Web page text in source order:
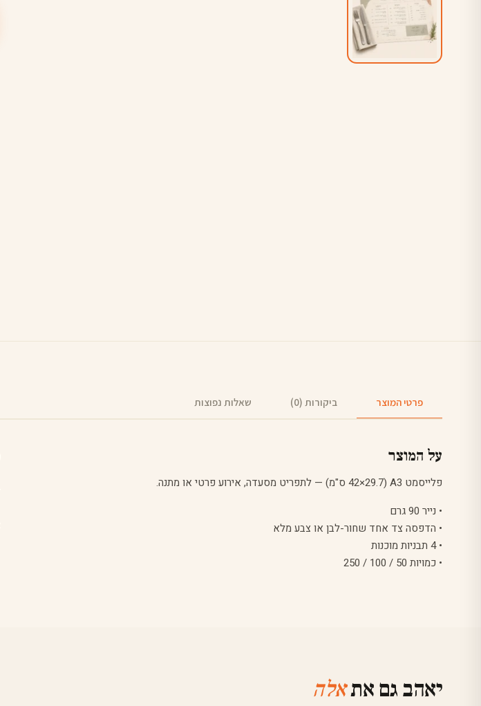
פרטי המוצר ביקורות (0) שאלות נפוצות
על המוצר
פלייסמט A3 (42×29.7 ס"מ) — לתפריט מסעדה, אירוע פרטי או מתנה.
• נייר 90 גרם
• הדפסה צד אחד שחור-לבן או צבע מלא
• 4 תבניות מוכנות
• כמויות 50 / 100 / 250
יאהב גם אתאלה